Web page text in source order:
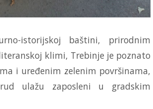
istorijskoj baštini, prirodnim
klimi, Trebinje je poznato
i uređenim zelenim površinama,
ulažu zaposleni u gradskim